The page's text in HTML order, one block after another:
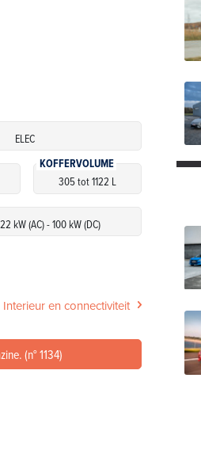
ELEC
KOFFERVOLUME
305 tot 1122 L
kW (AC) - 100 kW (DC)
Interieur en connectiviteit
(n° 1134)